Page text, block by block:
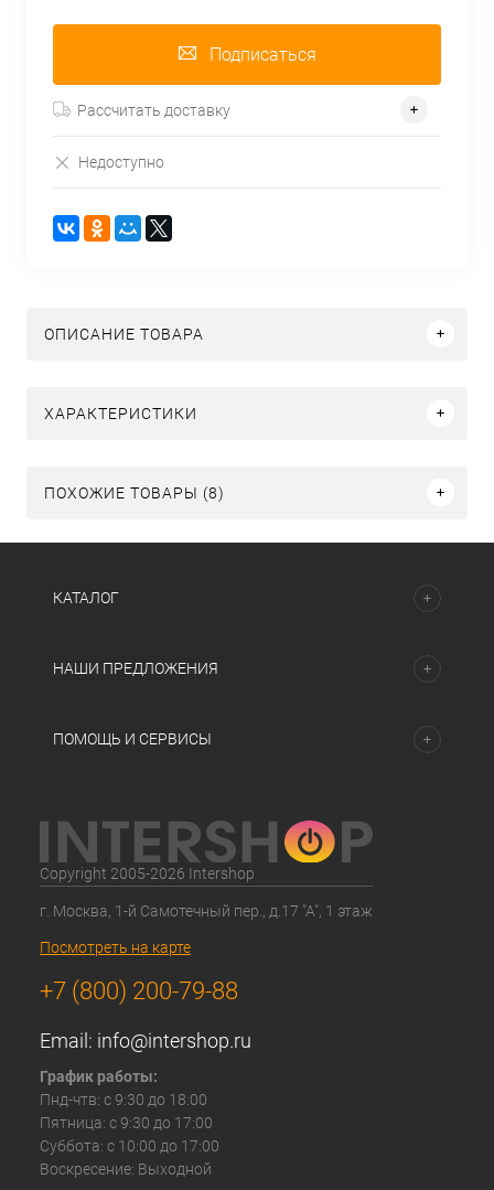
Подписаться
Рассчитать доставку
Недоступно
ОПИСАНИЕ ТОВАРА
ХАРАКТЕРИСТИКИ
ПОХОЖИЕ ТОВАРЫ (8)
КАТАЛОГ
НАШИ ПРЕДЛОЖЕНИЯ
ПОМОЩЬ И СЕРВИСЫ
Copyright 2005-2026 Intershop
г. Москва, 1-й Самотечный пер., д.17 "А", 1 этаж
Посмотреть на карте
+7 (800) 200-79-88
Email: info@intershop.ru
График работы:
Пнд-чтв: с 9:30 до 18:00
Пятница: с 9:30 до 17:00
Суббота: с 10:00 до 17:00
Воскресение: Выходной